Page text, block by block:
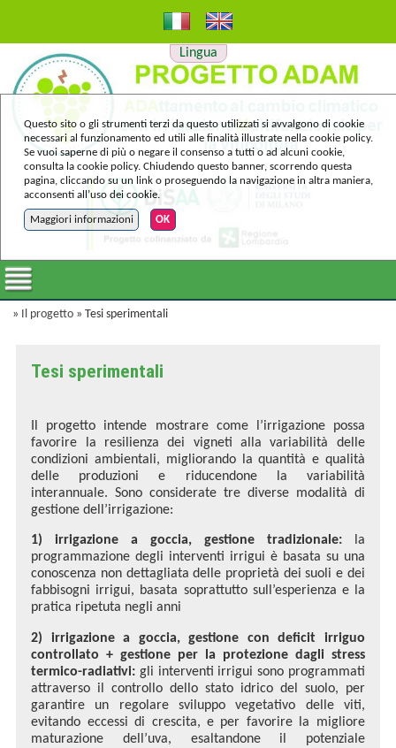
Lingua
» Il progetto » Tesi sperimentali
Tesi sperimentali
Il progetto intende mostrare come l’irrigazione possa
favorire la resilienza dei vigneti alla variabilità delle
condizioni ambientali, migliorando la quantità e qualità
delle produzioni e riducendone la variabilità
interannuale. Sono considerate tre diverse modalità di
gestione dell’irrigazione:
1) irrigazione a goccia, gestione tradizionale:la
programmazione degli interventi irrigui è basata su una
conoscenza non dettagliata delle proprietà dei suoli e dei
fabbisogni irrigui, basata soprattutto sull’esperienza e la
pratica ripetuta negli anni
2) irrigazione a goccia, gestione con deficit irriguo
controllato + gestione per la protezione dagli stress
termico-radiativi: gli interventi irrigui sono programmati
attraverso il controllo dello stato idrico del suolo, per
garantire un regolare sviluppo vegetativo delle viti,
evitando eccessi di crescita, e per favorire la migliore
maturazione dell’uva, esaltandone il potenziale
Questo sito o gli strumenti terzi da questo utilizzati si avvalgono di cookie
necessari al funzionamento ed utili alle finalità illustrate nella cookie policy.
Se vuoi saperne di più o negare il consenso a tutti o ad alcuni cookie,
consulta la cookie policy. Chiudendo questo banner, scorrendo questa
pagina, cliccando su un link o proseguendo la navigazione in altra maniera,
acconsenti all’uso dei cookie.
Maggiori informazioni OK